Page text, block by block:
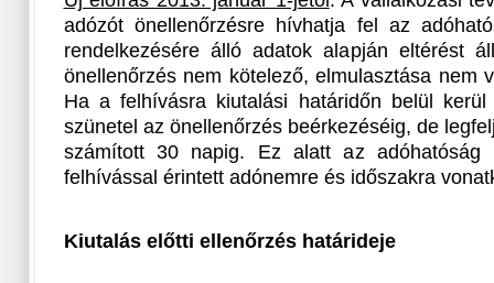
adózót önellenőrzésre hívhatja fel az
rendelkezésére álló adatok alapján eltérést
önellenőrzés nem kötelező, elmulasztása nem
Ha a felhívásra kiutalási határidőn belül
szünetel az önellenőrzés beérkezéséig, de
számított 30 napig. Ez alatt az adóhatóság
felhívással érintett adónemre és időszakra
Kiutalás előtti ellenőrzés határideje